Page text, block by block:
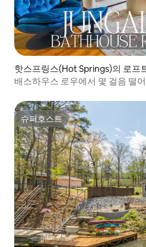
핫스프링스(Hot Springs)의 로프
배스하우스 로우에서 몇 걸음 떨
슈퍼호스트
슈퍼호스트